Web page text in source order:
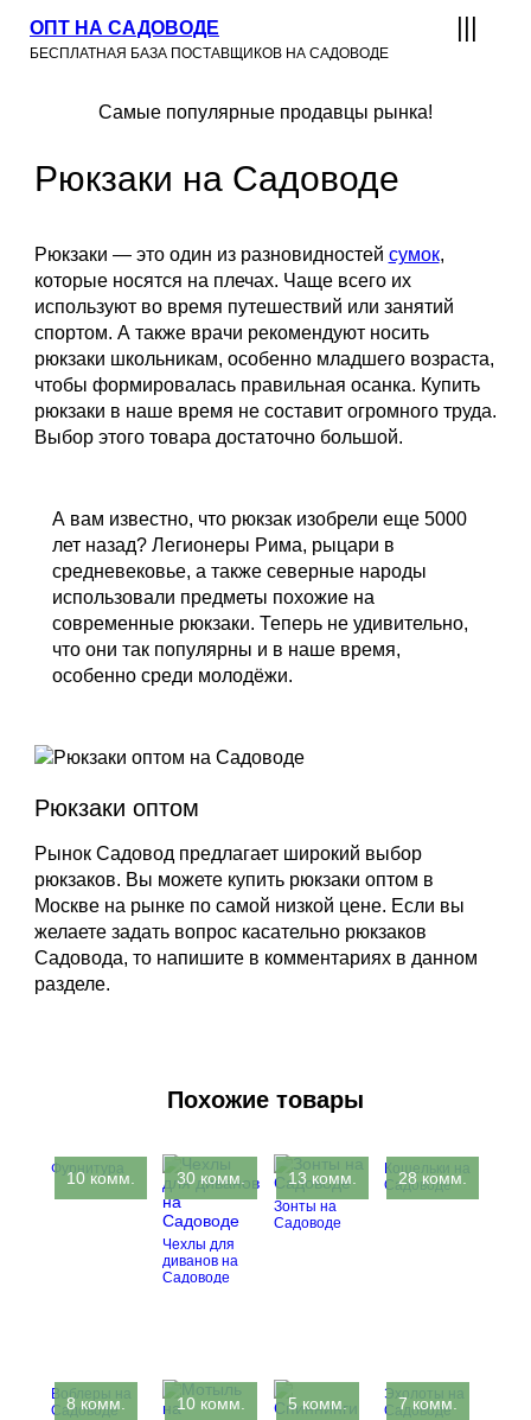
ОПТ НА САДОВОДЕ
БЕСПЛАТНАЯ БАЗА ПОСТАВЩИКОВ НА САДОВОДЕ
Самые популярные продавцы рынка!
Рюкзаки на Садоводе
Рюкзаки — это один из разновидностей сумок,
которые носятся на плечах. Чаще всего их
используют во время путешествий или занятий
спортом. А также врачи рекомендуют носить
рюкзаки школьникам, особенно младшего возраста,
чтобы формировалась правильная осанка. Купить
рюкзаки в наше время не составит огромного труда.
Выбор этого товара достаточно большой.
А вам известно, что рюкзак изобрели еще 5000
лет назад? Легионеры Рима, рыцари в
средневековье, а также северные народы
использовали предметы похожие на
современные рюкзаки. Теперь не удивительно,
что они так популярны и в наше время,
особенно среди молодёжи.
Рюкзаки оптом
Рынок Садовод предлагает широкий выбор
рюкзаков. Вы можете купить рюкзаки оптом в
Москве на рынке по самой низкой цене. Если вы
желаете задать вопрос касательно рюкзаков
Садовода, то напишите в комментариях в данном
разделе.
Похожие товары
10 комм.
Фурнитура
30 комм.
Чехлы для
диванов на
Садоводе
13 комм.
Зонты на
Садоводе
28 комм.
Кошельки на
Садоводе
8 комм.
Воблеры на
Садоводе
10 комм. 5 комм. 7 комм.
Эхолоты на
Садоводе